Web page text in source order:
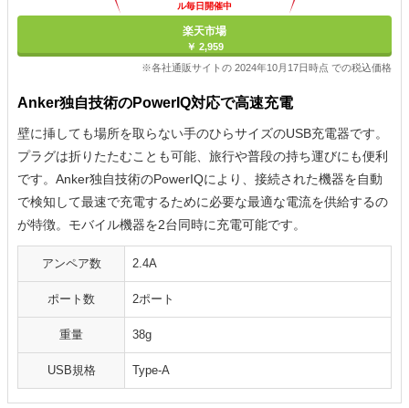
ル毎日開催中
楽天市場
￥ 2,959
※各社通販サイトの 2024年10月17日時点 での税込価格
Anker独自技術のPowerIQ対応で高速充電
壁に挿しても場所を取らない手のひらサイズのUSB充電器です。
プラグは折りたたむことも可能、旅行や普段の持ち運びにも便利
です。Anker独自技術のPowerIQにより、接続された機器を自動
で検知して最速で充電するために必要な最適な電流を供給するの
が特徴。モバイル機器を2台同時に充電可能です。
アンペア数 2.4A
ポート数 2ポート
重量 38g
USB規格 Type-A